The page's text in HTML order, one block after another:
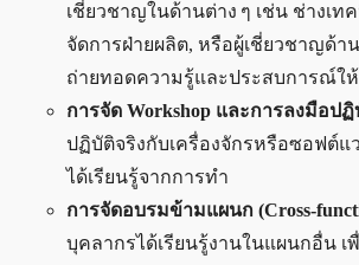
เชี่ยวชาญในด้านต่าง ๆ เช่น ช่างเท
จัดการฝ่ายผลิต, หรือผู้เชี่ยวชาญด้า
ถ่ายทอดความรู้และประสบการณ์ใ
การจัด Workshop และการลงมือปฏิ
ปฏิบัติจริงกับเครื่องจักรหรือซอฟต์แ
ได้เรียนรู้จากการทำ
การจัดอบรมข้ามแผนก (Cross-
บุคลากรได้เรียนรู้งานในแผนกอื่น เ